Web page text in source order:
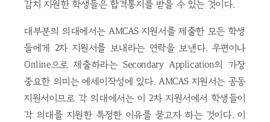
감치 지원한 학생들은 합격통지를 받을 수 있는 것이다.
대부분의 의대에서는 AMCAS 지원서를 제출한 모든 학생
들에게 2차 지원서를 보내라는 연락을 보낸다. 우편이나
Online으로 제출하라는 Secondary Application의 가장
중요한 의미는 에세이작성에 있다. AMCAS 지원서는 공동
지원서이므로 각 의대에서는 이 2차 지원서에서 학생들이
각 의대를 지원한 특정한 이유를 묻고자 하는 것이다. 이